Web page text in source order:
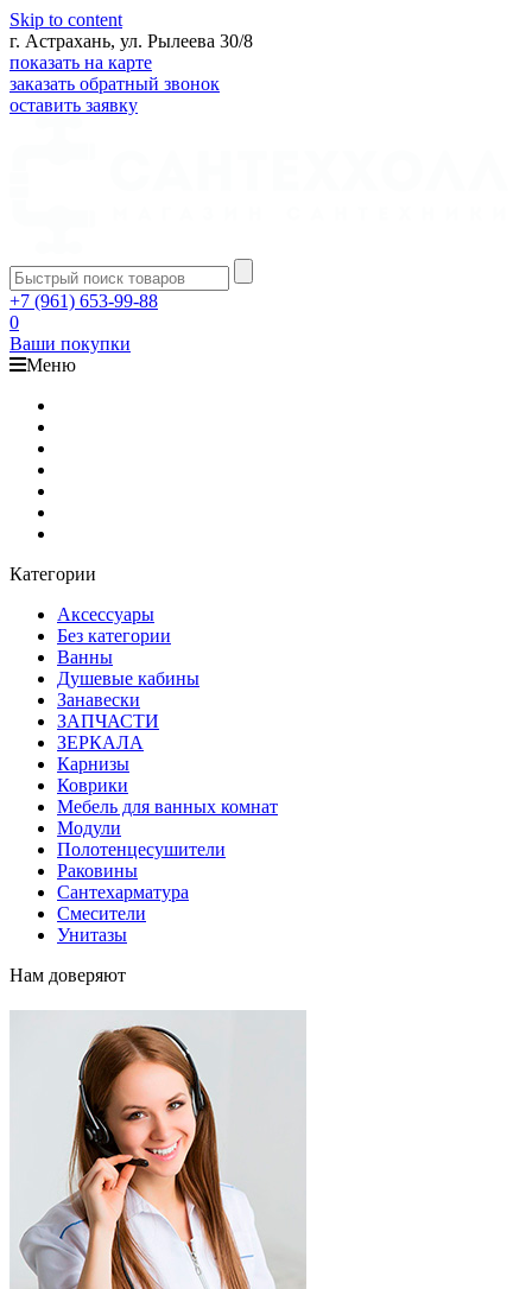
Skip to content
г. Астрахань, ул. Рылеева 30/8
показать на карте
заказать обратный звонок
оставить заявку
+7 (961) 653-99-88
0
Ваши покупки
Меню
Категории
Аксессуары
Без категории
Ванны
Душевые кабины
Занавески
ЗАПЧАСТИ
ЗЕРКАЛА
Карнизы
Коврики
Мебель для ванных комнат
Модули
Полотенцесушители
Раковины
Сантехарматура
Смесители
Унитазы
Нам доверяют